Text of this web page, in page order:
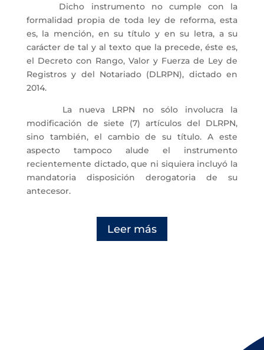
Dicho instrumento no cumple con la
formalidad propia de toda ley de reforma, esta
es, la mención, en su título y en su letra, a su
carácter de tal y al texto que la precede, éste es,
el Decreto con Rango, Valor y Fuerza de Ley de
Registros y del Notariado (DLRPN), dictado en
2014.
La nueva LRPN no sólo involucra la
modificación de siete (7) artículos del DLRPN,
sino también, el cambio de su título. A este
aspecto tampoco alude el instrumento
recientemente dictado, que ni siquiera incluyó la
mandatoria disposición derogatoria de su
antecesor.
Leer más